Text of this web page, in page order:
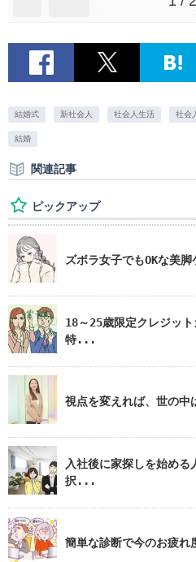
結婚式 新社会人 社会人生活 社会
結婚
関連記事
ピックアップ
ズボラ女子でもOKな美脚
18～25歳限定クレジッ
特...
視点を変えれば、世の
入社後に家探しを始め
択...
簡単な診断で今のお疲れ